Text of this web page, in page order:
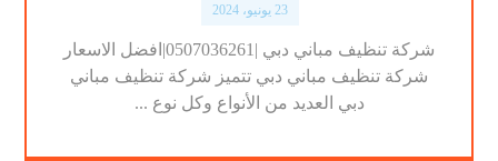
23 يونيو، 2024
شركة تنظيف مباني دبي |0507036261|افضل الاسعار
شركة تنظيف مباني دبي تتميز شركة تنظيف مباني
دبي العديد من الأنواع وكل نوع ...